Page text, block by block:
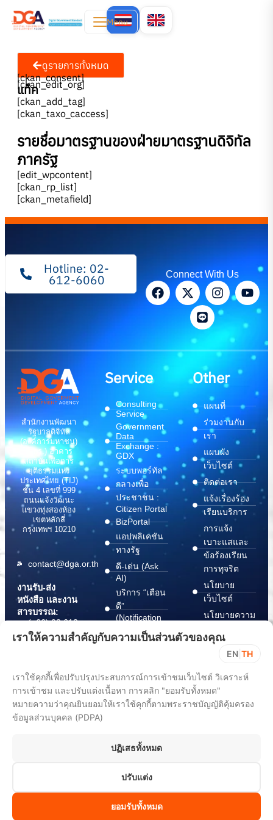
Menu
ดูรายการทั้งหมด
[ckan_edit_org]
[ckan_consent]
แท็ค
[ckan_add_tag]
[ckan_taxo_caccess]
รายชื่อมาตรฐานของฝ่ายมาตรฐานดิจิทัล
ภาครัฐ
[edit_wpcontent]
[ckan_rp_list]
[ckan_metafield]
Hotline: 02-
612-6060 Connect With Us
สำนักงานพัฒนา
รัฐบาลดิจิทัล
(องค์การมหาชน)
(สพร.) อาคาร
สถาบันเพื่อการ
ยุติธรรมแห่ง
ประเทศไทย (TIJ)
ชั้น 4 เลขที่ 999
ถนนแจ้งวัฒนะ
แขวงทุ่งสองห้อง
เขตหลักสี่
กรุงเทพฯ 10210
contact@dga.or.th
งานรับ-ส่ง
หนังสือ และงาน
สารบรรณ:
(+66) 02 612
6000
saraban@dga.or.th
Center:
(+66) 02 612
Service
Consulting
Service
Government
Data
Exchange :
GDX
ระบบพอร์ทัล
กลางเพื่อ
ประชาชน :
Citizen Portal
BizPortal
แอปพลิเคชัน
ทางรัฐ
ดี-เด่น (Ask
AI)
บริการ “เตือน
ดี”
(Notification
บริการ
(Document
Wallet)
Other
แผนที่
ร่วมงานกับ
เรา
แผนผัง
เว็บไซต์
ติดต่อเรา
แจ้งเรื่องร้อง
เรียนบริการ
การแจ้ง
เบาะแสและ
ข้อร้องเรียน
การทุจริต
นโยบาย
เว็บไซต์
นโยบายความ
ปลอดภัย
สารสนเทศ
ChangeLog
All rights reserved 2025. Digital Government Development Agency
เราให้ความสำคัญกับความเป็นส่วนตัวของคุณ
EN TH
เราใช้คุกกี้เพื่อปรับปรุงประสบการณ์การเข้าชมเว็บไซต์ วิเคราะห์
การเข้าชม และปรับแต่งเนื้อหา การคลิก "ยอมรับทั้งหมด"
หมายความว่าคุณยินยอมให้เราใช้คุกกี้ตามพระราชบัญญัติคุ้มครอง
ข้อมูลส่วนบุคคล (PDPA)
ปฏิเสธทั้งหมด
ปรับแต่ง
ยอมรับทั้งหมด